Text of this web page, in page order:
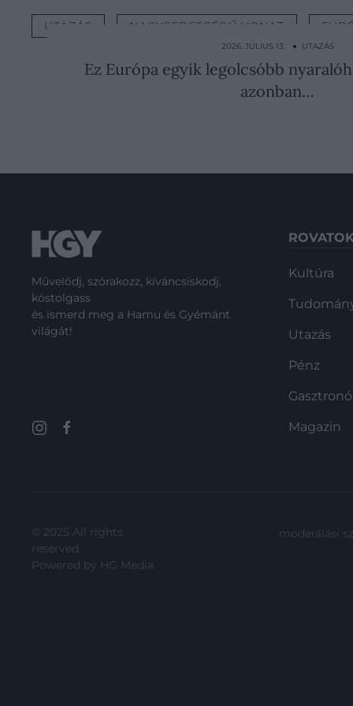
UTAZÁS NAGYSEBESSÉGŰ VONAT
2026. JÚLIUS 13. ● UTAZÁS
Ez Európa egyik legolcsóbb
azonban…
Művelődj, szórakozz, kíváncsiskodj,
kóstolgass
és ismerd meg a Hamu és Gyémánt
világát!
Kultúra
Utazás
Pénz
Magazin
© 2025 All rights
reserved.
Powered by HG Media.
moderálási